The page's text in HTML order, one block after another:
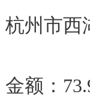
州市西
额：